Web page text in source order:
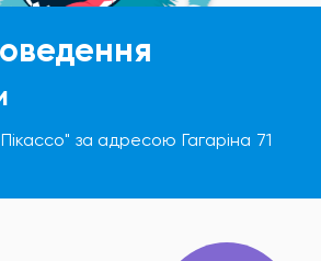
за адресою Гагаріна 71